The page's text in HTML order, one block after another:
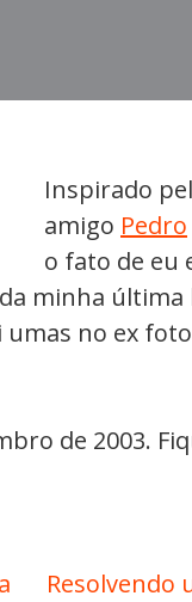
Inspirado
amigo Pedro
o fato de eu
minha última
umas no ex
de 2003.
Resolvendo